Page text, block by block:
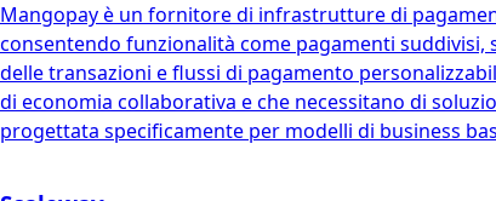
Mangopay è un fornitore di infrastrutture di
consentendo funzionalità come pagamenti
delle transazioni e flussi di pagamento
di economia collaborativa e che necessitano di
progettata specificamente per modelli di business